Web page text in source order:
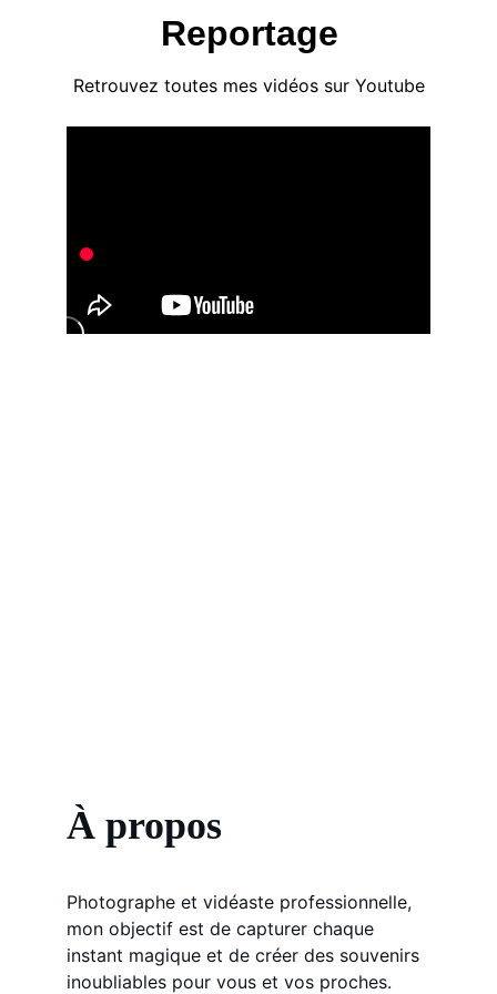
Reportage
Retrouvez toutes mes vidéos sur Youtube
À propos
Photographe et vidéaste professionnelle,
mon objectif est de capturer chaque
instant magique et de créer des souvenirs
inoubliables pour vous et vos proches.